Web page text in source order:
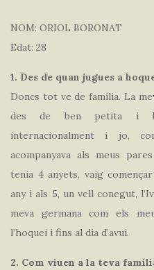
NOM: ORIOL BORONAT
Edat: 28
1. Des de quan jugues a
Doncs tot ve de família. La
des de ben petita i
internacionalment i jo,
acompanyava als meus
tenia 4 anyets, vaig
any i als 5, un vell conegut,
meva germana com els
l’hoquei i fins al dia d’avui.
2. Com viuen a la teva